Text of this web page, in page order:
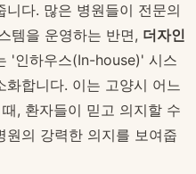
다. 많은 병원들이 전문의
템을 운영하는 반면, 더자인
'인하우스(In-house)' 시스
합니다. 이는 고양시 어느
, 환자들이 믿고 의지할 수
원의 강력한 의지를 보여줍